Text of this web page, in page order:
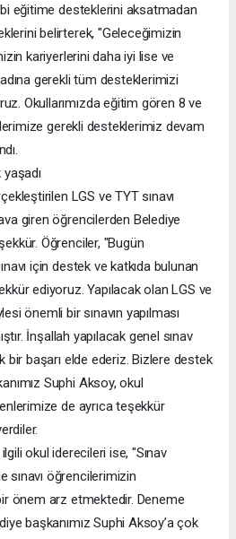
eğitime desteklerini aksatmadan
belirterek, "Geleceğimizin
kariyerlerini daha iyi lise ve
gerekli tüm desteklerimizi
Okullarımızda eğitim gören 8 ve
gerekli desteklerimiz devam
LGS ve TYT sınavı
giren öğrencilerden Belediye
Öğrenciler, "Bugün
için destek ve katkıda bulunan
ediyoruz. Yapılacak olan LGS ve
önemli bir sınavın yapılması
İnşallah yapılacak genel sınav
bir başarı elde ederiz. Bizlere destek
Suphi Aksoy, okul
de ayrıca teşekkür
okul iderecileri ise, "Sınav
sınavı öğrencilerimizin
önem arz etmektedir. Deneme
başkanımız Suphi Aksoy’a çok